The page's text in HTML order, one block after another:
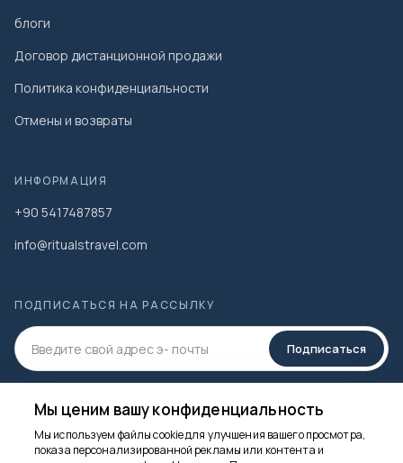
блоги
Договор дистанционной продажи
Политика конфиденциальности
Отмены и возвраты
ИНФОРМАЦИЯ
+90 5417487857
info@ritualstravel.com
ПОДПИСАТЬСЯ НА РАССЫЛКУ
Подписаться
СОЦИАЛЬНЫЕ МЕДИА
Мы ценим вашу конфиденциальность
Мы используем файлы cookie для улучшения вашего просмотра,
показа персонализированной рекламы или контента и